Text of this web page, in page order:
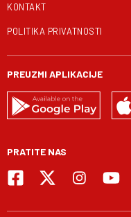
KONTAKT
POLITIKA PRIVATNOSTI
PREUZMI APLIKACIJE
PRATITE NAS